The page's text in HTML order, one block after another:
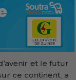
et le futur
ce continent, a